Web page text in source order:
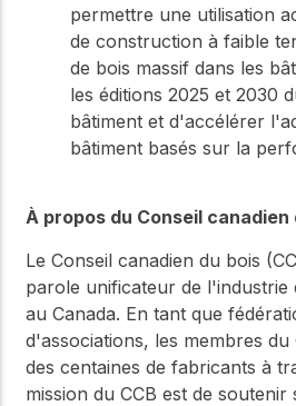
permettre une utilisation
de construction à faible
de bois massif dans les
les éditions 2025 et 2030
bâtiment et d'accélérer
bâtiment basés sur la
À propos du Conseil canadien
Le Conseil canadien du bois
parole unificateur de l'industrie
au Canada. En tant que
d'associations, les membres
des centaines de fabricants à
mission du CCB est de soutenir